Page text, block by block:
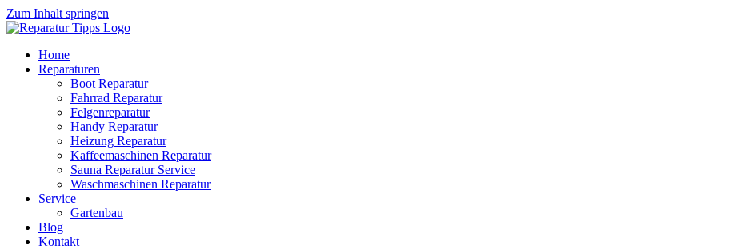
Zum Inhalt springen
Home
Reparaturen
Boot Reparatur
Fahrrad Reparatur
Felgenreparatur
Handy Reparatur
Heizung Reparatur
Kaffeemaschinen Reparatur
Sauna Reparatur Service
Waschmaschinen Reparatur
Service
Gartenbau
Blog
Kontakt